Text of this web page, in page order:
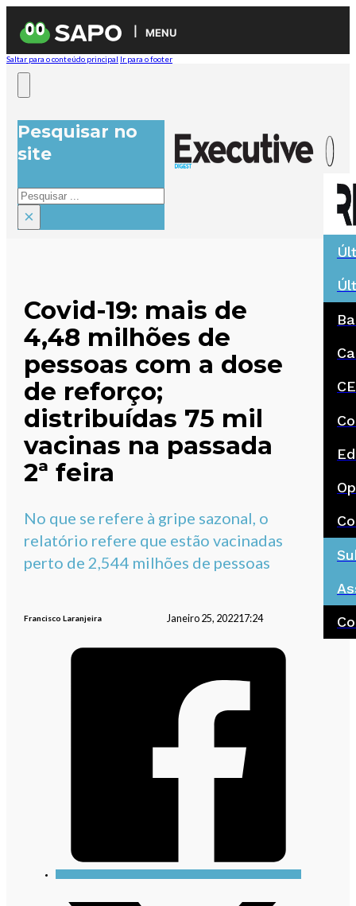
MENU
Saltar para o conteúdo principal Ir para o footer
Pesquisar no
site
Pesquisar
×
Covid-19: mais de
4,48 milhões de
pessoas com a dose
de reforço;
distribuídas 75 mil
vacinas na passada
2ª feira
No que se refere à gripe sazonal, o
relatório refere que estão vacinadas
perto de 2,544 milhões de pessoas
Francisco Laranjeira Janeiro 25, 202217:24